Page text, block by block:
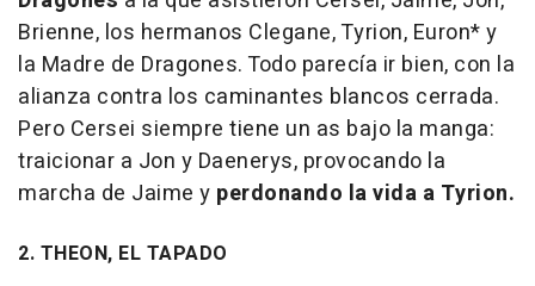
Brienne, los hermanos Clegane, Tyrion, Euron* y
la Madre de Dragones. Todo parecía ir bien, con la
alianza contra los caminantes blancos cerrada.
Pero Cersei siempre tiene un as bajo la manga:
traicionar a Jon y Daenerys, provocando la
marcha de Jaime y perdonando la vida a Tyrion.
2. THEON, EL TAPADO